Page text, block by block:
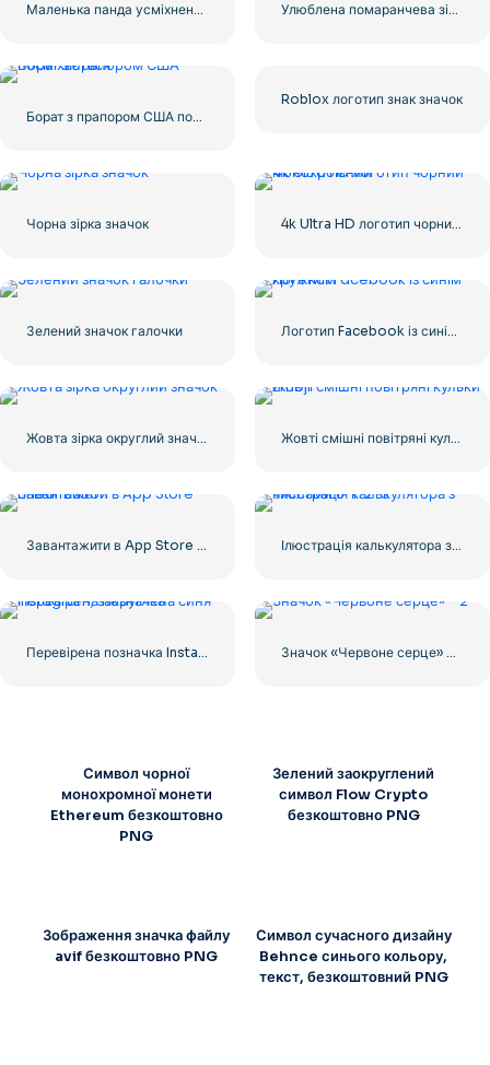
Roblox логотип знак значок
Чорна зірка значок 4k Ultra HD логотип чорний монохромний
Зелений значок галочки
Жовті смішні повітряні кульки Emoji
Ілюстрація калькулятора з числами 0-1-2-3
Символ чорної
монохромної монети
Ethereum безкоштовно
PNG
Зелений заокруглений
символ Flow Crypto
безкоштовно PNG
Зображення значка файлу
avif безкоштовно PNG
Символ сучасного дизайну
Behnce синього кольору,
текст, безкоштовний PNG